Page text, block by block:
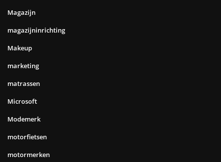
Magazijn
magazijninrichting
Makeup
marketing
matrassen
Microsoft
Modemerk
motorfietsen
motormerken